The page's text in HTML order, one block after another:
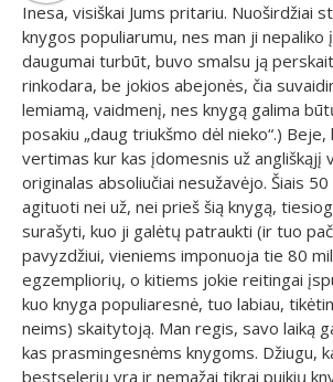
Inesa, visiškai Jums pritariu. Nuoširdžiai
knygos populiarumu, nes man ji nepaliko
daugumai turbūt, buvo smalsu ją
rinkodara, be jokios abejonės, čia
lemiamą, vaidmenį, nes knygą galima
posakiu „daug triukšmo dėl nieko“.) Beje,
vertimas kur kas įdomesnis už angliškąjį
originalas absoliučiai nesužavėjo. Šiais
agituoti nei už, nei prieš šią knygą,
surašyti, kuo ji galėtų patraukti (ir tuo
pavyzdžiui, vieniems imponuoja tie 80
egzempliorių, o kitiems jokie reitingai
kuo knyga populiaresnė, tuo labiau,
neims) skaitytoją. Man regis, savo laiką
kas prasmingesnėms knygoms. Džiugu,
bestselerių yra ir nemažai tikrai puikių